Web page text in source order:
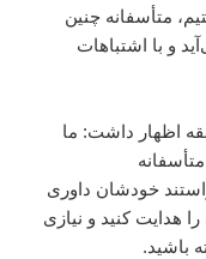
متأسفانه چنین
و با اشتباهات
اظهار داشت: ما
خودشان داوری
هدایت کنید و نیازی
باشید.